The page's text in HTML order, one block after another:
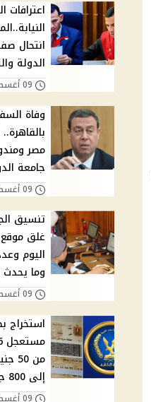
اعترافات
انتحال
الدولة
09 أغسطس, 2026 12:22 م
وفاة
مصر
جامعة
09 أغسطس, 2026 12:01 م
غلق
اليوم
وما يحدث
09 أغسطس, 2026 11:06 ص
استخراج
من
إلى 800 جنيه
09 أغسطس, 2026 10:41 ص